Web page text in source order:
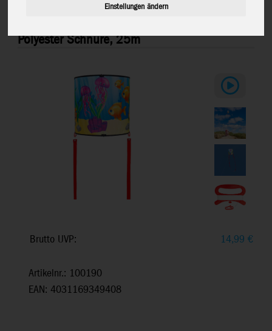
Einstellungen ändern
Cylinder Kite Aquarium - Kinderdrachen,
Polyester Schnüre, 25m
Brutto UVP: 14,99 €
Artikelnr.: 100190
EAN: 4031169349408